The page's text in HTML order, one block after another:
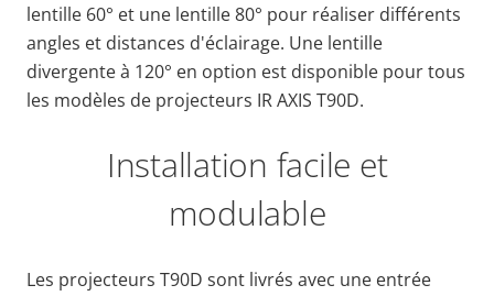
lentille 60° et une lentille 80° pour réaliser différents
angles et distances d'éclairage. Une lentille
divergente à 120° en option est disponible pour tous
les modèles de projecteurs IR AXIS T90D.
Installation facile et
modulable
Les projecteurs T90D sont livrés avec une entrée